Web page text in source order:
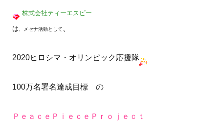
株式会社ティーエスピー
は 、メセナ活動として
2020ヒロシマ・オリンピック応援隊
100万名署名達成目標 の
ＰｅａｃｅＰｉｅｃｅＰｒｏｊｅｃｔ